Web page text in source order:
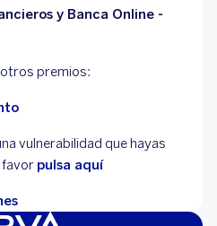
y Banca Online -
premios:
vulnerabilidad que hayas
favor pulsa aquí